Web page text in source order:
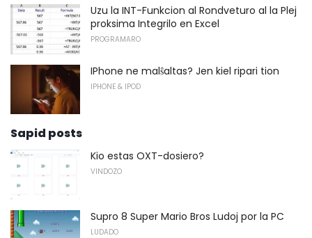
Uzu la INT-Funkcion al Rondveturo al la Plej
proksima Integrilo en Excel
PROGRAMARO
IPhone ne malŝaltas? Jen kiel ripari tion
IPHONE & IPOD
Sapid posts
Kio estas OXT-dosiero?
VINDOZO
Supro 8 Super Mario Bros Ludoj por la PC
LUDADO